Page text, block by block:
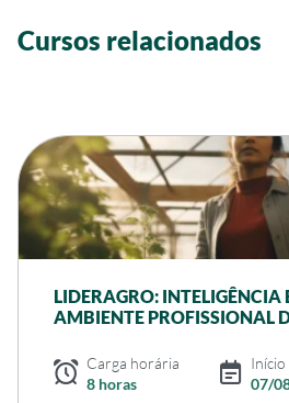
Cursos relacionados
LIDERAGRO:
AMBIENTE PROFISSIONAL
Carga horária
8 horas
Início
07/